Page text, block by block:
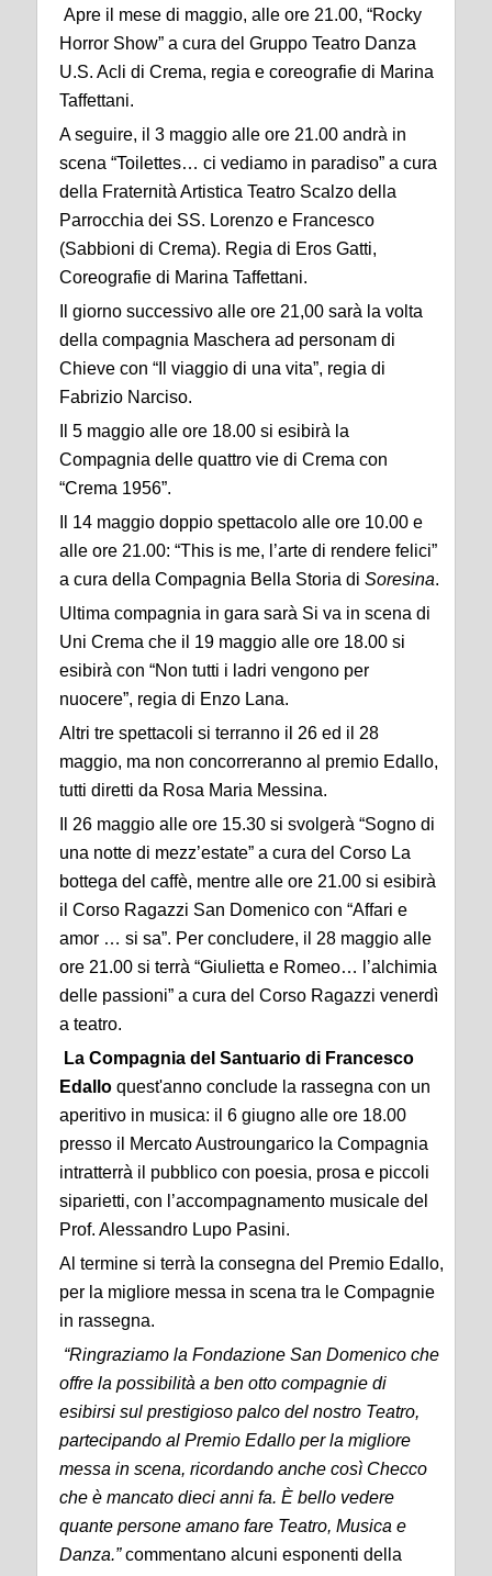
Apre il mese di maggio, alle ore 21.00, “Rocky
Horror Show” a cura del Gruppo Teatro Danza
U.S. Acli di Crema, regia e coreografie di Marina
Taffettani.
A seguire, il 3 maggio alle ore 21.00 andrà in
scena “Toilettes… ci vediamo in paradiso” a cura
della Fraternità Artistica Teatro Scalzo della
Parrocchia dei SS. Lorenzo e Francesco
(Sabbioni di Crema). Regia di Eros Gatti,
Coreografie di Marina Taffettani.
Il giorno successivo alle ore 21,00 sarà la volta
della compagnia Maschera ad personam di
Chieve con “Il viaggio di una vita”, regia di
Fabrizio Narciso.
Il 5 maggio alle ore 18.00 si esibirà la
Compagnia delle quattro vie di Crema con
“Crema 1956”.
Il 14 maggio doppio spettacolo alle ore 10.00 e
alle ore 21.00: “This is me, l’arte di rendere felici”
a cura della Compagnia Bella Storia di Soresina.
Ultima compagnia in gara sarà Si va in scena di
Uni Crema che il 19 maggio alle ore 18.00 si
esibirà con “Non tutti i ladri vengono per
nuocere”, regia di Enzo Lana.
Altri tre spettacoli si terranno il 26 ed il 28
maggio, ma non concorreranno al premio Edallo,
tutti diretti da Rosa Maria Messina.
Il 26 maggio alle ore 15.30 si svolgerà “Sogno di
una notte di mezz’estate” a cura del Corso La
bottega del caffè, mentre alle ore 21.00 si esibirà
il Corso Ragazzi San Domenico con “Affari e
amor … si sa”. Per concludere, il 28 maggio alle
ore 21.00 si terrà “Giulietta e Romeo… l’alchimia
delle passioni” a cura del Corso Ragazzi venerdì
a teatro.
La Compagnia del Santuario di Francesco
Edallo quest'anno conclude la rassegna con un
aperitivo in musica: il 6 giugno alle ore 18.00
presso il Mercato Austroungarico la Compagnia
intratterrà il pubblico con poesia, prosa e piccoli
siparietti, con l’accompagnamento musicale del
Prof. Alessandro Lupo Pasini.
Al termine si terrà la consegna del Premio Edallo,
per la migliore messa in scena tra le Compagnie
in rassegna.
“Ringraziamo la Fondazione San Domenico che
offre la possibilità a ben otto compagnie di
esibirsi sul prestigioso palco del nostro Teatro,
partecipando al Premio Edallo per la migliore
messa in scena, ricordando anche così Checco
che è mancato dieci anni fa. È bello vedere
quante persone amano fare Teatro, Musica e
Danza.”commentano alcuni esponenti della